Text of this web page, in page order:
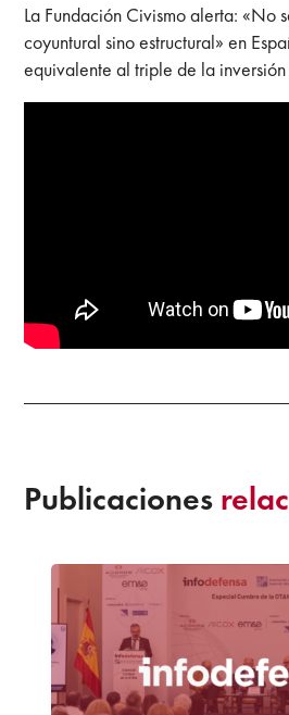
La Fundación Civismo alerta: «No
coyuntural sino estructural» en
equivalente al triple de la
Publicaciones